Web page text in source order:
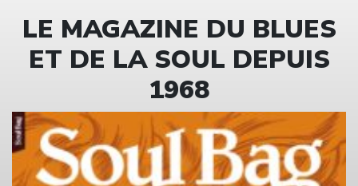
LE MAGAZINE DU BLUES
ET DE LA SOUL DEPUIS
1968